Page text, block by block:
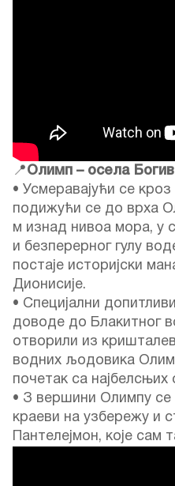
📍Олимп – осела Богив
• Усмеравајући се
подижући се до врха
м изнад нивоа мора, у
и безперерног гулу
постаје историјски
Дионисије.
• Специјални
доводе до Блакитног
отворили из
водних љодовика
почетак са најбелсњих
• З вершини Олимпу се
краеви на узбережу и
Пантелејмон, које сам